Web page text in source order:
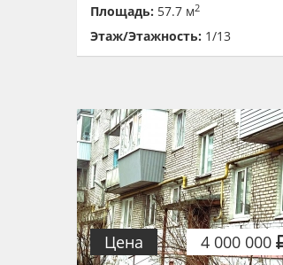
Площадь: 57.7 м2
Этаж/Этажность: 1/13
4 000 000
Цена